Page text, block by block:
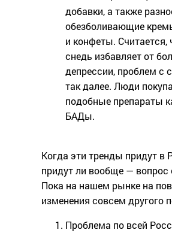
добавки, а также
обезболивающие
и конфеты. Считается,
снедь избавляет от
депрессии, проблем с
так далее. Люди
подобные препараты
БАДы.
Когда эти тренды придут в
придут ли вообще —
Пока на нашем рынке на
изменения совсем другого
Проблема по всей